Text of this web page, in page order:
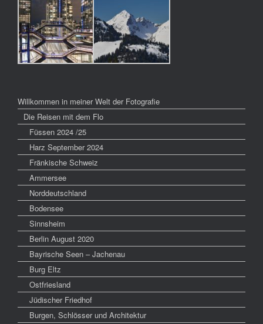
Willkommen in meiner Welt der Fotografie
Die Reisen mit dem Flo
Füssen 2024 /25
Harz September 2024
Fränkische Schweiz
Ammersee
Norddeutschland
Bodensee
Sinnsheim
Berlin August 2020
Bayrische Seen – Jachenau
Burg Eltz
Ostfriesland
Jüdischer Friedhof
Burgen, Schlösser und Architektur